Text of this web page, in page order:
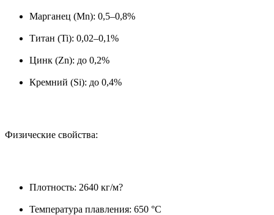
Марганец (Mn): 0,5–0,8%
Титан (Ti): 0,02–0,1%
Цинк (Zn): до 0,2%
Кремний (Si): до 0,4%
Физические свойства:
Плотность: 2640 кг/м?
Температура плавления: 650 °C